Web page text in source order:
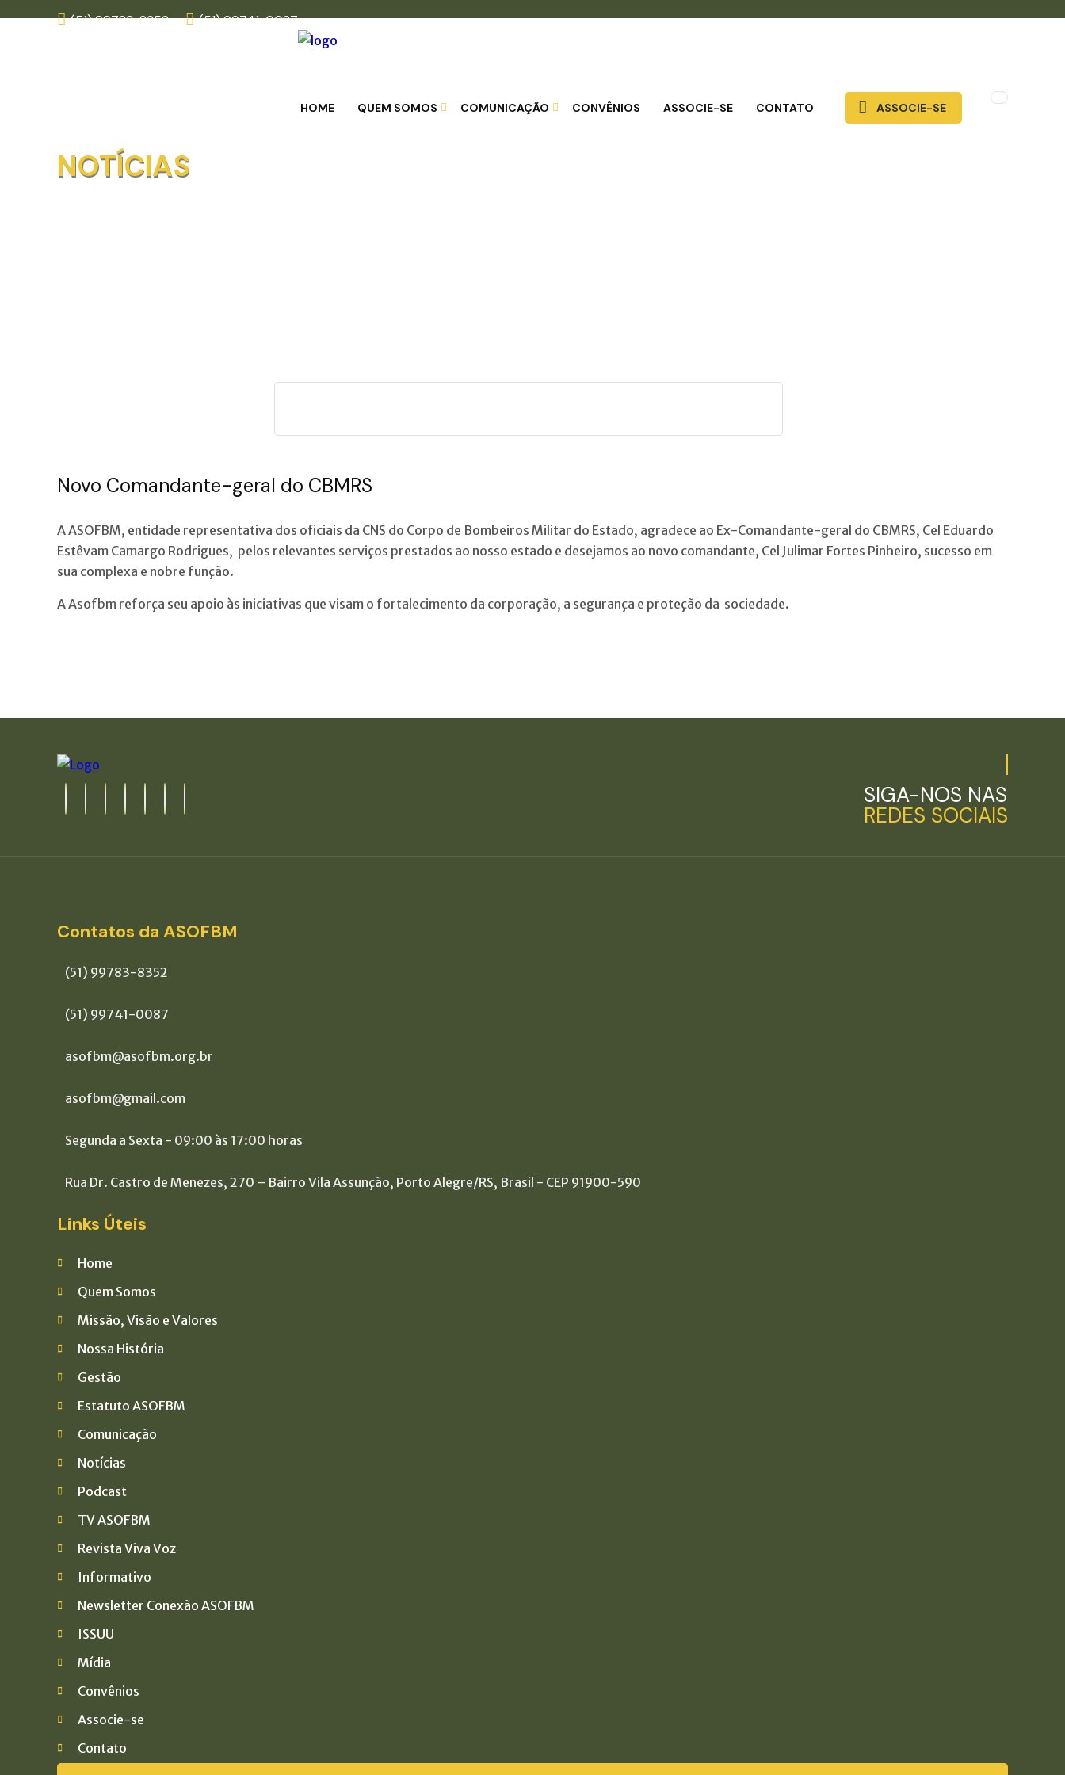
(51) 99783-8352 (51) 99741-0087
HOME QUEM SOMOS COMUNICAÇÃO CONVÊNIOS ASSOCIE-SE CONTATO ASSOCIE-SE
NOTÍCIAS
Novo Comandante-geral do CBMRS
A ASOFBM, entidade representativa dos oficiais da CNS do Corpo de Bombeiros Militar do Estado, agradece ao Ex-Comandante-geral do CBMRS, Cel Eduardo
Estêvam Camargo Rodrigues, pelos relevantes serviços prestados ao nosso estado e desejamos ao novo comandante, Cel Julimar Fortes Pinheiro, sucesso em
sua complexa e nobre função.
A Asofbm reforça seu apoio às iniciativas que visam o fortalecimento da corporação, a segurança e proteção da sociedade.
SIGA-NOS NAS
REDES SOCIAIS
Contatos da ASOFBM
(51) 99783-8352
(51) 99741-0087
asofbm@asofbm.org.br
asofbm@gmail.com
Segunda a Sexta - 09:00 às 17:00 horas
Rua Dr. Castro de Menezes, 270 – Bairro Vila Assunção, Porto Alegre/RS, Brasil - CEP 91900-590
Links Úteis
Home
Quem Somos
Missão, Visão e Valores
Nossa História
Gestão
Estatuto ASOFBM
Comunicação
Notícias
Podcast
TV ASOFBM
Revista Viva Voz
Informativo
Newsletter Conexão ASOFBM
ISSUU
Mídia
Convênios
Associe-se
Contato